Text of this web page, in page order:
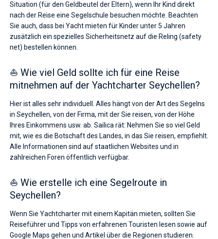
Situation (für den Geldbeutel der Eltern), wenn Ihr Kind direkt
nach der Reise eine Segelschule besuchen möchte. Beachten
Sie auch, dass bei Yacht mieten für Kinder unter 5 Jahren
zusätzlich ein spezielles Sicherheitsnetz auf die Reling (safety
net) bestellen können.
⛵ Wie viel Geld sollte ich für eine Reise
mitnehmen auf der Yachtcharter Seychellen?
Hier ist alles sehr individuell. Alles hängt von der Art des Segelns
in Seychellen, von der Firma, mit der Sie reisen, von der Höhe
Ihres Einkommens usw. ab. Sailica rät: Nehmen Sie so viel Geld
mit, wie es die Botschaft des Landes, in das Sie reisen, empfiehlt.
Alle Informationen sind auf staatlichen Websites und in
zahlreichen Foren öffentlich verfügbar.
⛵ Wie erstelle ich eine Segelroute in
Seychellen?
Wenn Sie Yachtcharter mit einem Kapitän mieten, sollten Sie
Reiseführer und Tipps von erfahrenen Touristen lesen sowie auf
Google Maps gehen und Artikel über die Regionen studieren.